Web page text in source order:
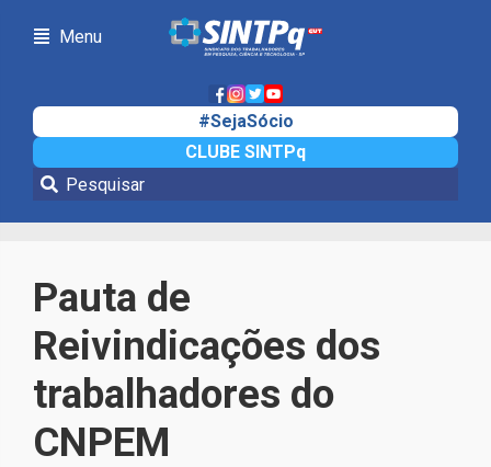
Menu
#SejaSócio
CLUBE SINTPq
Notícias
Pauta de
Reivindicações dos
trabalhadores do
CNPEM